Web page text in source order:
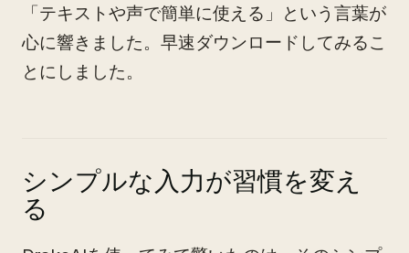
「テキストや声で簡単に使える」という言葉が
心に響きました。早速ダウンロードしてみるこ
とにしました。
シンプルな入力が習慣を変え
る